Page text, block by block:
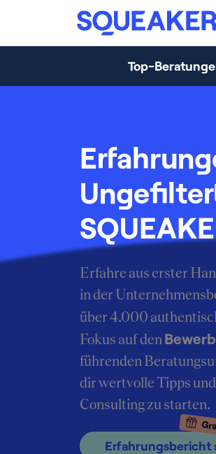
Top-
Erfahre aus erster
in der
über 4.000
Fokus auf den
führenden
dir wertvolle Tipps
Consulting zu starten.
Erfahrungsbericht